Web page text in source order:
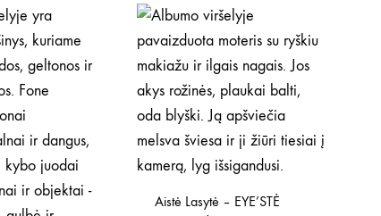
Aistė Lasytė – EYE’STĖ